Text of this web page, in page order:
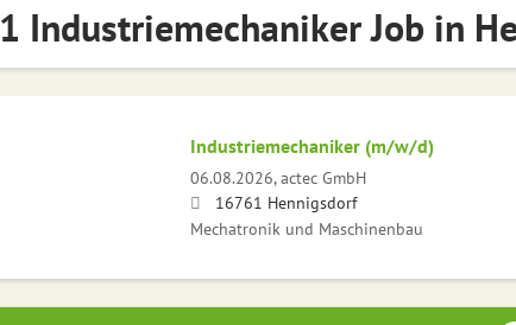
1 Industriemechaniker Job in
Industriemechaniker (m/w/d)
06.08.2026,actec GmbH
16761 Hennigsdorf
Mechatronik und Maschinenbau